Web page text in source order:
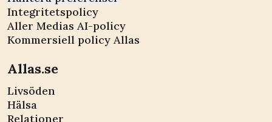
Integritetspolicy
Aller Medias AI-policy
Kommersiell policy Allas
Allas.se
Livsöden
Hälsa
Relationer